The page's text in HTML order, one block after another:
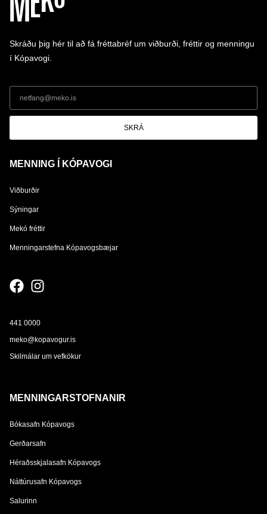
Skráðu þig hér til að fá fréttabréf um viðburði, fréttir og menningu
í Kópavogi.
SKRÁ
MENNING Í KÓPAVOGI
Viðburðir
Sýningar
Mekó fréttir
Menningarstefna Kópavogsbæjar
441 0000
meko@kopavogur.is
Skilmálar um vefkökur
MENNINGARSTOFNANIR
Bókasafn Kópavogs
Gerðarsafn
Héraðsskjalasafn Kópavogs
Náttúrusafn Kópavogs
Salurinn